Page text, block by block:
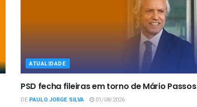
ATUALIDADE
PSD fecha fileiras em torno de Mário Passos
DE PAULO JORGE SILVA 01/08/2026